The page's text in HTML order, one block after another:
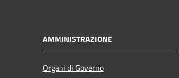
AMMINISTRAZIONE
Organi di Governo